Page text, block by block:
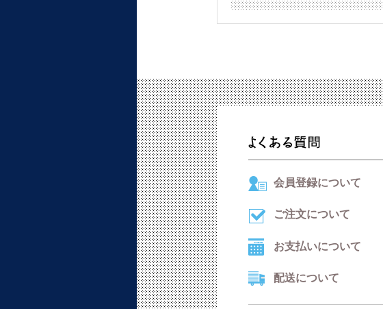
会員登録について
ご注文について
お支払いについて
配送について